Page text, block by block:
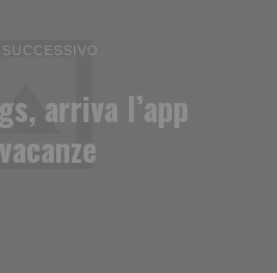
arriva l’app